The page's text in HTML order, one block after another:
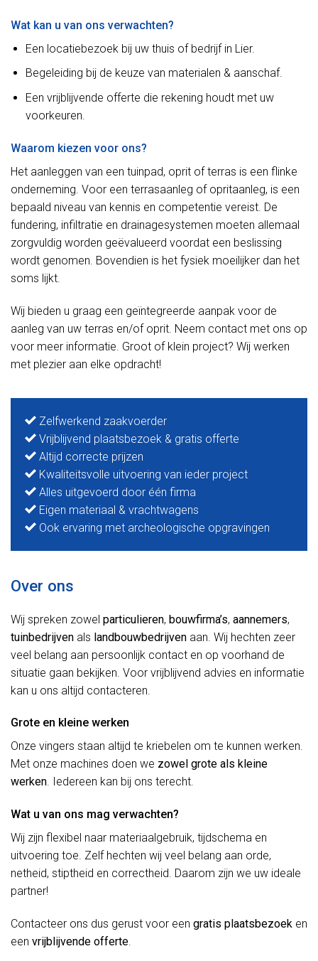
Wat kan u van ons verwachten?
Een locatiebezoek bij uw thuis of bedrijf in Lier.
Begeleiding bij de keuze van materialen & aanschaf.
Een vrijblijvende offerte die rekening houdt met uw
voorkeuren.
Waarom kiezen voor ons?
Het aanleggen van een tuinpad, oprit of terras is een flinke
onderneming. Voor een terrasaanleg of opritaanleg, is een
bepaald niveau van kennis en competentie vereist. De
fundering, infiltratie en drainagesystemen moeten allemaal
zorgvuldig worden geëvalueerd voordat een beslissing
wordt genomen. Bovendien is het fysiek moeilijker dan het
soms lijkt.
Wij bieden u graag een geïntegreerde aanpak voor de
aanleg van uw terras en/of oprit. Neem contact met ons op
voor meer informatie. Groot of klein project? Wij werken
met plezier aan elke opdracht!
Zelfwerkend zaakvoerder
Vrijblijvend plaatsbezoek & gratis offerte
Altijd correcte prijzen
Kwaliteitsvolle uitvoering van ieder project
Alles uitgevoerd door één firma
Eigen materiaal & vrachtwagens
Ook ervaring met archeologische opgravingen
Over ons
Wij spreken zowel particulieren, bouwfirma’s, aannemers,
tuinbedrijven als landbouwbedrijven aan. Wij hechten zeer
veel belang aan persoonlijk contact en op voorhand de
situatie gaan bekijken. Voor vrijblijvend advies en informatie
kan u ons altijd contacteren.
Grote en kleine werken
Onze vingers staan altijd te kriebelen om te kunnen werken.
Met onze machines doen we zowel grote als kleine
werken. Iedereen kan bij ons terecht.
Wat u van ons mag verwachten?
Wij zijn flexibel naar materiaalgebruik, tijdschema en
uitvoering toe. Zelf hechten wij veel belang aan orde,
netheid, stiptheid en correctheid. Daarom zijn we uw ideale
partner!
Contacteer ons dus gerust voor een gratis plaatsbezoek en
een vrijblijvende offerte.